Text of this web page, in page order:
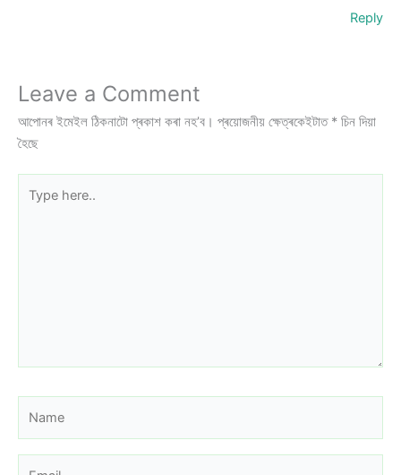
Reply
Leave a Comment
আপোনৰ ইমেইল ঠিকনাটো প্ৰকাশ কৰা নহ’ব। প্ৰয়োজনীয় ক্ষেত্ৰকেইটাত * চিন দিয়া
হৈছে
here..